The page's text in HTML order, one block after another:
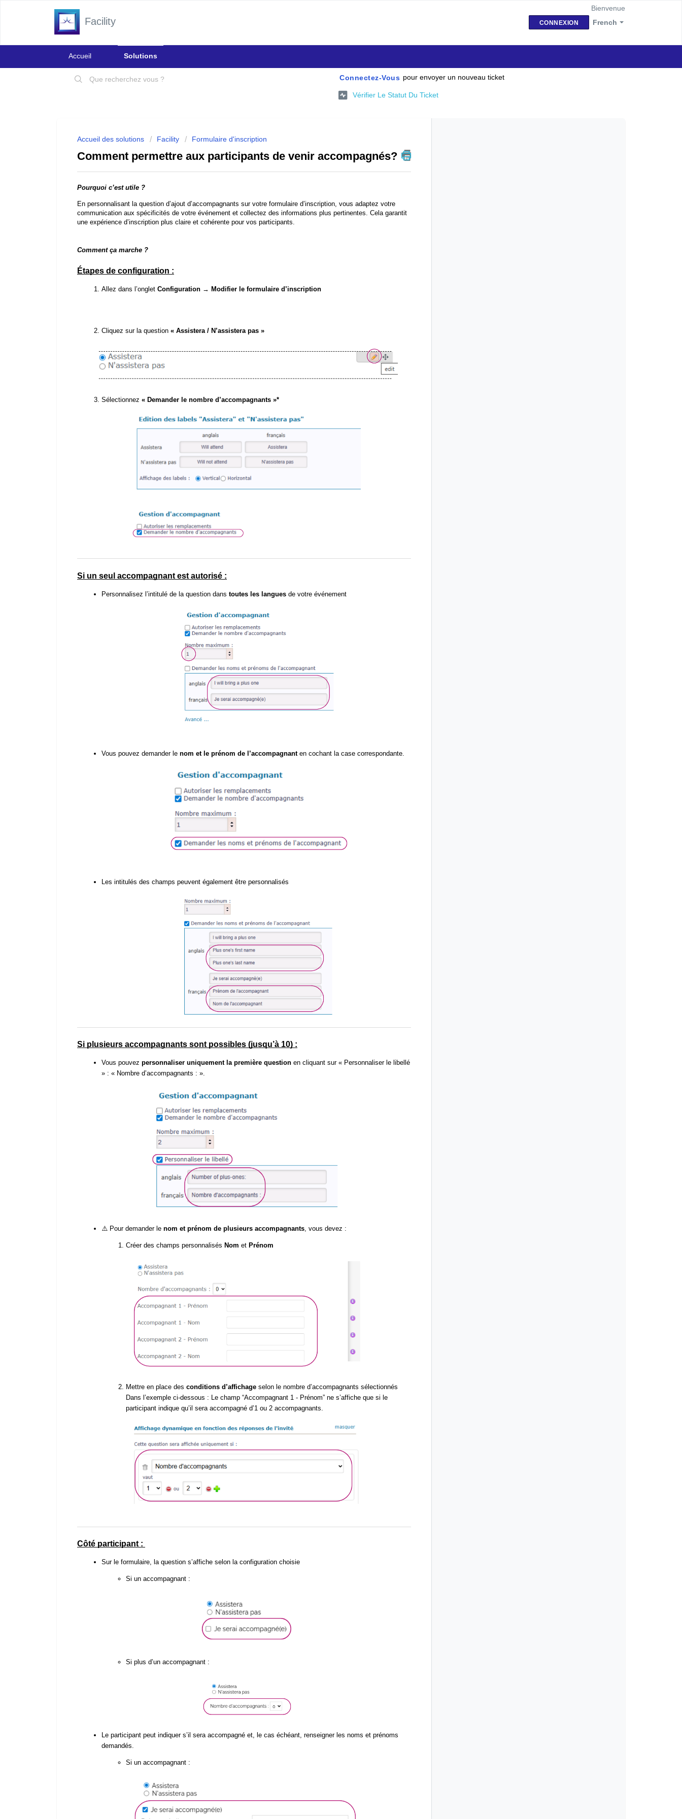
Facility French
Bienvenue
CONNEXION
Accueil Solutions
Connectez-Vous pour envoyer un nouveau ticket
Vérifier Le Statut Du Ticket
Accueil des solutions Facility Formulaire d'inscription
Comment permettre aux participants de venir accompagnés?
Pourquoi c’est utile ?
En personnalisant la question d’ajout d’accompagnants sur votre formulaire d’inscription, vous adaptez votre
communication aux spécificités de votre événement et collectez des informations plus pertinentes. Cela garantit
une expérience d’inscription plus claire et cohérente pour vos participants.
Comment ça marche ?
Étapes de configuration :
Allez dans l’onglet Configuration → Modifier le formulaire d’inscription
Cliquez sur la question « Assistera / N’assistera pas »
Sélectionnez « Demander le nombre d’accompagnants »*
Si un seul accompagnant est autorisé :
Personnalisez l’intitulé de la question dans toutes les langues de votre événement
Vous pouvez demander le nom et le prénom de l’accompagnanten cochant la case correspondante.
Les intitulés des champs peuvent également être personnalisés
Si plusieurs accompagnants sont possibles (jusqu’à 10) :
Vous pouvez personnaliser uniquement la première question en cliquant sur « Personnaliser le libellé
» : « Nombre d’accompagnants : ».
⚠️ Pour demander le nom et prénom de plusieurs accompagnants, vous devez :
Créer des champs personnalisés Nom et Prénom
Mettre en place des conditions d’affichage selon le nombre d’accompagnants sélectionnés
Dans l’exemple ci-dessous : Le champ “Accompagnant 1 - Prénom” ne s’affiche que si le
participant indique qu’il sera accompagné d’1 ou 2 accompagnants.
Côté participant :
Sur le formulaire, la question s’affiche selon la configuration choisie
Si un accompagnant :
Si plus d’un accompagnant :
Le participant peut indiquer s’il sera accompagné et, le cas échéant, renseigner les noms et prénoms
demandés.
Si un accompagnant :